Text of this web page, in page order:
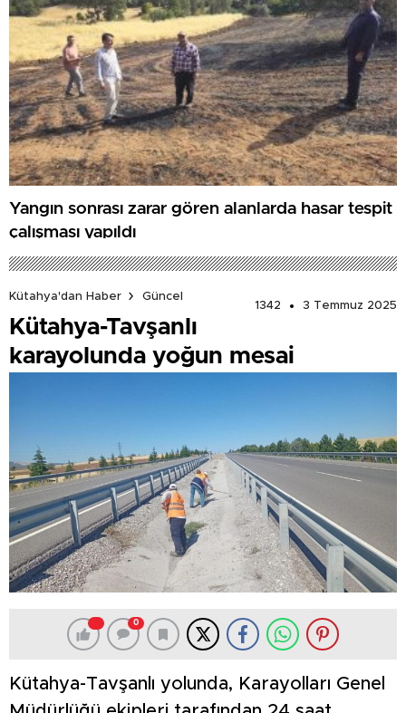
Yangın sonrası zarar gören alanlarda hasar tespit
çalışması yapıldı
Kütahya'dan Haber
Güncel
1342
3 Temmuz 2025
Kütahya-Tavşanlı
karayolunda yoğun mesai
0
Kütahya-Tavşanlı yolunda, Karayolları Genel